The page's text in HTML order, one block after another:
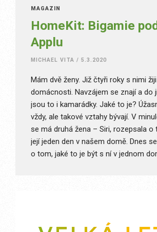
MAGAZÍN
HomeKit: Bigamie
Applu
MICHAEL VITA / 5.3.2020
Mám dvě ženy. Již čtyři roky s nimi
domácnosti. Navzájem se znají a do
jsou to i kamarádky. Jaké to je?
vždy, ale takové vztahy bývají. V
se má druhá žena – Siri, rozepsala o
její jeden den v našem domě. Dnes
o tom, jaké to je být s ní v jednom